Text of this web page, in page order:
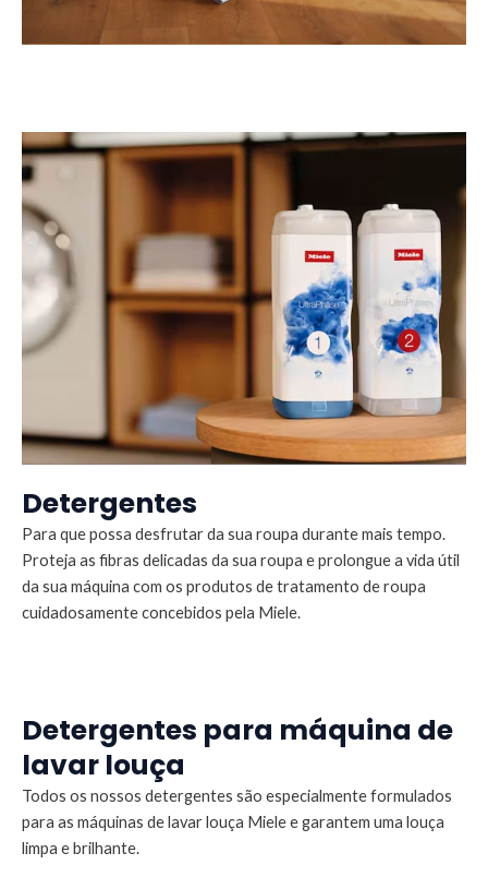
Detergentes
Para que possa desfrutar da sua roupa durante mais tempo.
Proteja as fibras delicadas da sua roupa e prolongue a vida útil
da sua máquina com os produtos de tratamento de roupa
cuidadosamente concebidos pela Miele.
Detergentes para máquina de
lavar louça
Todos os nossos detergentes são especialmente formulados
para as máquinas de lavar louça Miele e garantem uma louça
limpa e brilhante.